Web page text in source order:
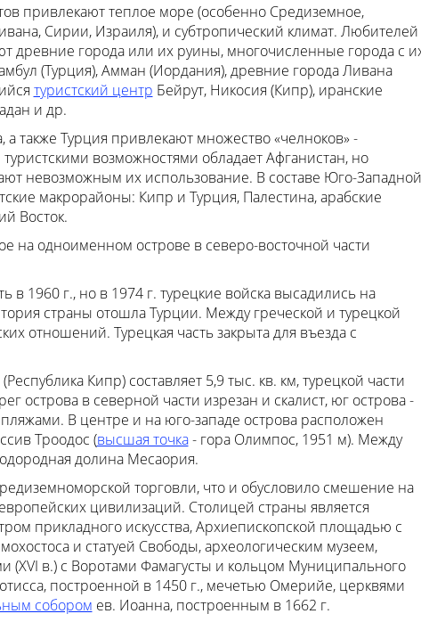
привлекают теплое море (особенно Средиземное,
Сирии, Израиля), и субтропический климат. Любителей
древние города или их руины, многочисленные города с
(Турция), Амман (Иордания), древние города Ливана
туристский центр Бейрут, Никосия (Кипр), иранские
и др.
а также Турция привлекают множество «челноков» -
возможностями обладает Афганистан, но
невозможным их использование. В составе Юго-Западной
макрорайоны: Кипр и Турция, Палестина, арабские
Восток.
на одноименном острове в северо-восточной части
1960 г., но в 1974 г. турецкие войска высадились на
страны отошла Турции. Между греческой и турецкой
отношений. Турецкая часть закрыта для въезда с
Кипр) составляет 5,9 тыс. кв. км, турецкой части
острова в северной части изрезан и скалист, юг острова -
В центре и на юго-западе острова расположен
Троодос (высшая точка- гора Олимпос, 1951 м). Между
долина Месаория.
торговли, что и обусловило смешение на
цивилизаций. Столицей страны является
прикладного искусства, Архиепископской площадью с
и статуей Свободы, археологическим музеем,
(XVI в.) с Воротами Фамагусты и кольцом Муниципального
построенной в 1450 г., мечетью Омерийе, церквями
собором ев. Иоанна, построенным в 1662 г.